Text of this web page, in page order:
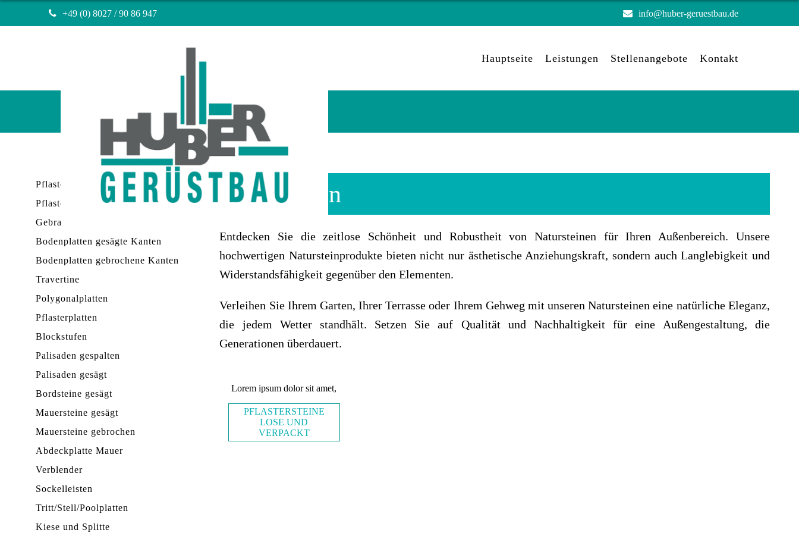
+49 (0) 8027 / 90 86 947 info@huber-geruestbau.de
Hauptseite Leistungen Stellenangebote Kontakt
Huber Gerüstbau München Naturstein
Naturstein
Entdecken Sie die zeitlose Schönheit und Robustheit von Natursteinen für Ihren Außenbereich. Unsere
hochwertigen Natursteinprodukte bieten nicht nur ästhetische Anziehungskraft, sondern auch Langlebigkeit und
Widerstandsfähigkeit gegenüber den Elementen.
Verleihen Sie Ihrem Garten, Ihrer Terrasse oder Ihrem Gehweg mit unseren Natursteinen eine natürliche Eleganz,
die jedem Wetter standhält. Setzen Sie auf Qualität und Nachhaltigkeit für eine Außengestaltung, die
Generationen überdauert.
Lorem ipsum dolor sit amet,
PFLASTERSTEINE
LOSE UND
VERPACKT
Navigation überspringen
Pflastersteine lose
Pflastersteine vepackt
Gebrauchte Artikel
Bodenplatten gesägte Kanten
Bodenplatten gebrochene Kanten
Travertine
Polygonalplatten
Pflasterplatten
Blockstufen
Palisaden gespalten
Palisaden gesägt
Bordsteine gesägt
Mauersteine gesägt
Mauersteine gebrochen
Abdeckplatte Mauer
Verblender
Sockelleisten
Tritt/Stell/Poolplatten
Kiese und Splitte